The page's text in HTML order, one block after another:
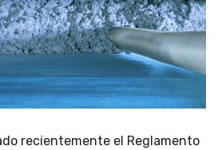
recientemente el Reglamento